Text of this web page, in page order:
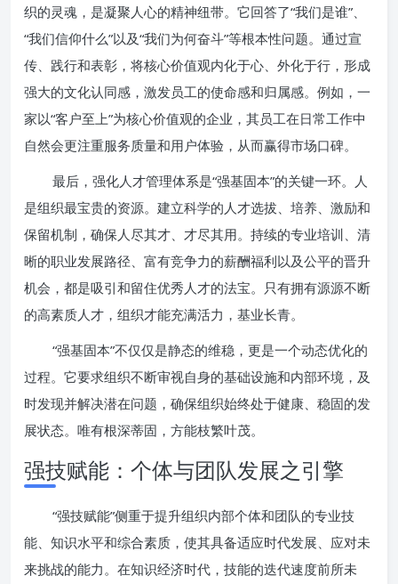
织的灵魂，是凝聚人心的精神纽带。它回答了“我们是谁”、
“我们信仰什么”以及“我们为何奋斗”等根本性问题。通过宣
传、践行和表彰，将核心价值观内化于心、外化于行，形成
强大的文化认同感，激发员工的使命感和归属感。例如，一
家以“客户至上”为核心价值观的企业，其员工在日常工作中
自然会更注重服务质量和用户体验，从而赢得市场口碑。
最后，强化人才管理体系是“强基固本”的关键一环。人
是组织最宝贵的资源。建立科学的人才选拔、培养、激励和
保留机制，确保人尽其才、才尽其用。持续的专业培训、清
晰的职业发展路径、富有竞争力的薪酬福利以及公平的晋升
机会，都是吸引和留住优秀人才的法宝。只有拥有源源不断
的高素质人才，组织才能充满活力，基业长青。
“强基固本”不仅仅是静态的维稳，更是一个动态优化的
过程。它要求组织不断审视自身的基础设施和内部环境，及
时发现并解决潜在问题，确保组织始终处于健康、稳固的发
展状态。唯有根深蒂固，方能枝繁叶茂。
强技赋能：个体与团队发展之引擎
“强技赋能”侧重于提升组织内部个体和团队的专业技
能、知识水平和综合素质，使其具备适应时代发展、应对未
来挑战的能力。在知识经济时代，技能的迭代速度前所未